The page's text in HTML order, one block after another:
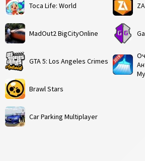
Toca Life: World
MadOut2 BigCityOnline
GTA 5: Los Angeles Crimes
Brawl Stars
Car Parking Multiplayer